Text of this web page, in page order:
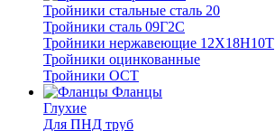
Тройники стальные сталь 20
Тройники сталь 09Г2С
Тройники нержавеющие 12Х18Н10Т
Тройники оцинкованные
Тройники ОСТ
Фланцы
Глухие
Для ПНД труб